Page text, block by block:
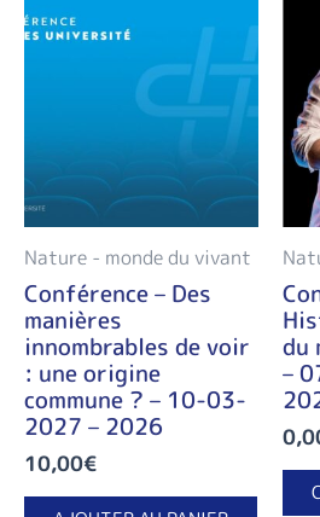
Nature - monde du vivant
Conférence – Des
manières
innombrables de voir
: une origine
commune ? – 10-03-
2027 – 2026
10,00€
du
–